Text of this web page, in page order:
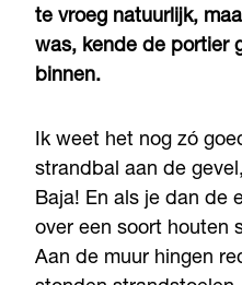
te vroeg natuurlijk,
was, kende de portier
binnen.
Ik weet het nog zó
strandbal aan de
Baja! En als je dan de
over een soort houten
Aan de muur hingen